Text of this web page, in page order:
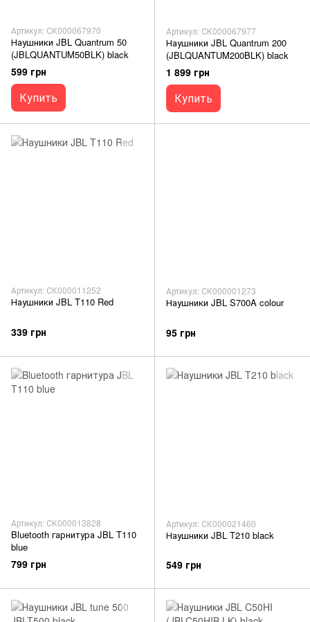
Артикул: СК000067970
Наушники JBL Quantrum 50
(JBLQUANTUM50BLK) black
599 грн
Купить
Артикул: СК000067977
Наушники JBL Quantrum 200
(JBLQUANTUM200BLK) black
1 899 грн
Купить
Артикул: СК000011252
Наушники JBL T110 Red
339 грн
Артикул: СК000001273
Наушники JBL S700A colour
95 грн
Артикул: СК000013828
Bluetooth гарнитура JBL T110
blue
799 грн
Артикул: СК000021460
Наушники JBL T210 black
549 грн